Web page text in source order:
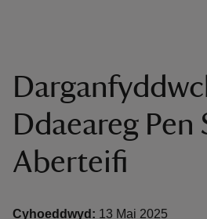
Ddaeareg
Aberteifi
Cyhoeddwyd: 13 Mai 2025